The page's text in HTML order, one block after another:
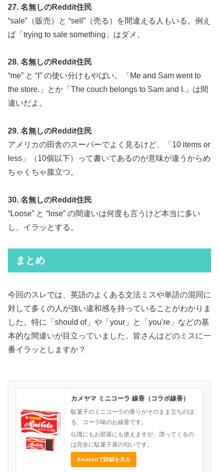
27. 名無しのReddit住民
“sale”（販売）と “sell”（売る）を間違える人もいる。例え
ば「trying to sale something」はダメ。
28. 名無しのReddit住民
“me” と “I” の使い分けもやばい。「Me and Sam went to
the store.」とか「The couch belongs to Sam and I.」は間
違いだよ。
29. 名無しのReddit住民
アメリカの田舎のスーパーでよく見るけど、「10 items or
less」（10個以下）って書いてあるのが意味が違うからめ
ちゃくちゃ腹立つ。
30. 名無しのReddit住民
“Loose” と “lose” の間違いは何度も言うけど本当に多い
し、イラッとする。
まとめ
今回のスレでは、英語のよくある文法ミスや単語の混同に
対して多くの人が強い違和感を持っていることがわかりま
した。特に「should of」や「your」と「you’re」などの基
本的な間違いが目立っていました。皆さんはどのミスに一
番イラッとしますか？
カメヤマ ミニコーラ 線香（コラボ線香）
駄菓子のミニコーラの香りがそのまま立ちのぼ
る、コーラ味のお線香です。
仏壇にもお部屋にも使えますが、漂ってくるの
は完全に駄菓子屋の匂いです。
Amazonで詳細を見る